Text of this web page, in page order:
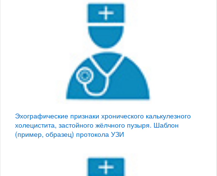
Эхографические признаки хронического калькулезного
холецистита, застойного жёлчного пузыря. Шаблон
(пример, образец) протокола УЗИ